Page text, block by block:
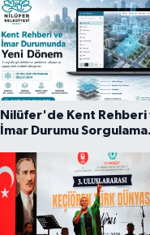
Nilüfer'de Kent Rehberi
İmar Durumu Sorgulama